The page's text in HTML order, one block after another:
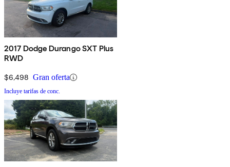
2017 Dodge Durango SXT Plus
RWD
$6,498 Gran oferta
Incluye tarifas de conc.